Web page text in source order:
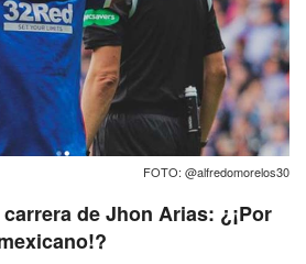
FOTO: @alfredomorelos30
de Jhon Arias: ¿¡Por